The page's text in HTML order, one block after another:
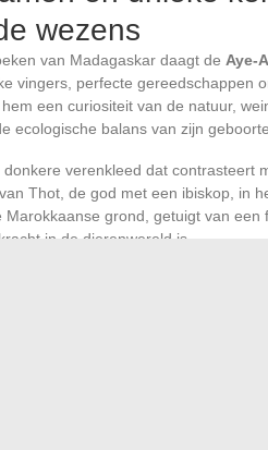
wezens
van Madagaskar daagt de Aye-
vingers, perfecte gereedschappen
een curiositeit van de natuur,
ecologische balans van zijn
donkere verenkleed dat contrasteert
Thot, de god met een ibiskop, in
Marokkaanse grond, getuigt van
in de dierenwereld is.